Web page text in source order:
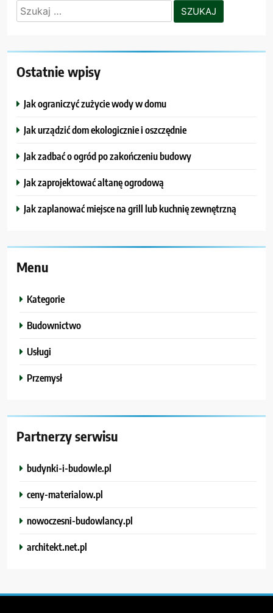
Szukaj:
Ostatnie wpisy
Jak ograniczyć zużycie wody w domu
Jak urządzić dom ekologicznie i oszczędnie
Jak zadbać o ogród po zakończeniu budowy
Jak zaprojektować altanę ogrodową
Jak zaplanować miejsce na grill lub kuchnię zewnętrzną
Menu
Kategorie
Budownictwo
Usługi
Przemysł
Partnerzy serwisu
budynki-i-budowle.pl
ceny-materialow.pl
nowoczesni-budowlancy.pl
architekt.net.pl